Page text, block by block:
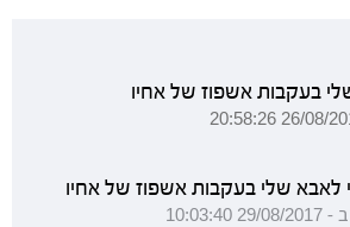
בעקבות אשפוז של אחיו
לאבא שלי בעקבות אשפוז של אחיו